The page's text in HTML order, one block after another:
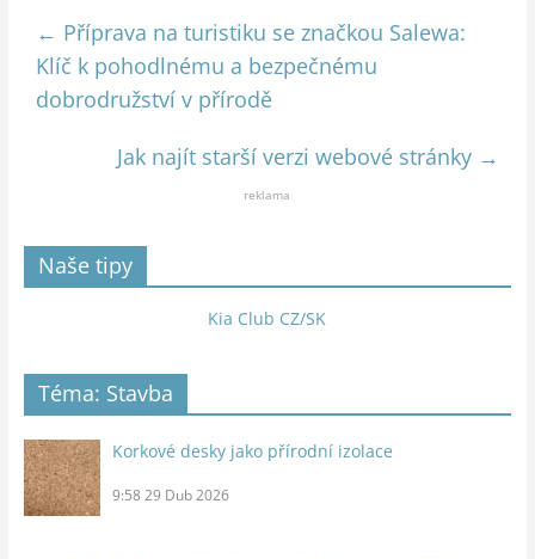
← Příprava na turistiku se značkou Salewa:
Klíč k pohodlnému a bezpečnému
dobrodružství v přírodě
Jak najít starší verzi webové stránky →
reklama
Naše tipy
Kia Club CZ/SK
Téma: Stavba
Korkové desky jako přírodní izolace
9:58 29 Dub 2026